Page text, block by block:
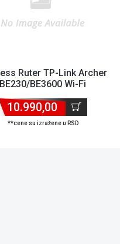
Ruter TP-Link Archer
BE230/BE3600 Wi-Fi
10.990,00
**cene su izražene u RSD